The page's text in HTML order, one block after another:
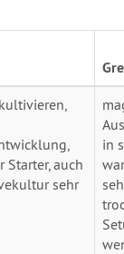
Starter, auch
sehr
in